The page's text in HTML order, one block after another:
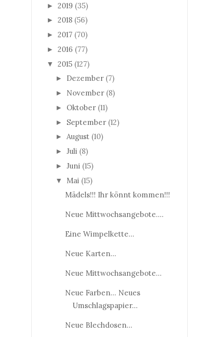
► 2019 (35)
► 2018 (56)
► 2017 (70)
► 2016 (77)
▼ 2015 (127)
► Dezember (7)
► November (8)
► Oktober (11)
► September (12)
► August (10)
► Juli (8)
► Juni (15)
▼ Mai (15)
Mädels!!! Ihr könnt kommen!!!
Neue Mittwochsangebote....
Eine Wimpelkette...
Neue Karten...
Neue Mittwochsangebote...
Neue Farben... Neues
Umschlagspapier...
Neue Blechdosen...